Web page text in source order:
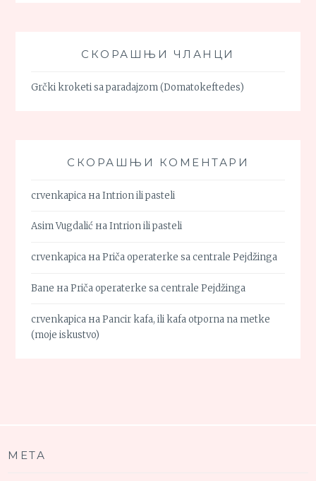
СКОРАШЊИ ЧЛАНЦИ
Grčki kroketi sa paradajzom (Domatokeftedes)
СКОРАШЊИ КОМЕНТАРИ
crvenkapica наIntrion ili pasteli
Asim Vugdalić наIntrion ili pasteli
crvenkapica наPriča operaterke sa centrale Pejdžinga
Bane наPriča operaterke sa centrale Pejdžinga
crvenkapica наPancir kafa, ili kafa otporna na metke
(moje iskustvo)
МЕТА